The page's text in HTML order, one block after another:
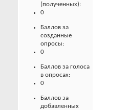
(полученных):
0
Баллов за
созданные
опросы:
0
Баллов за голоса
в опросах:
0
Баллов за
добавленных